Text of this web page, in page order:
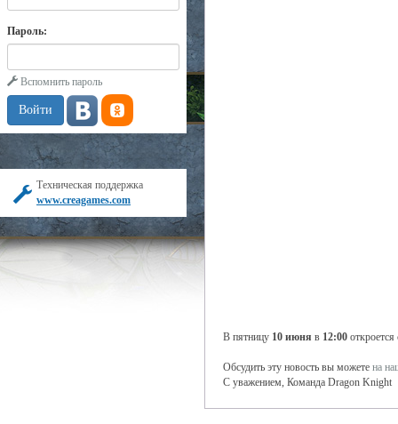
Пароль:
Вспомнить пароль
Техническая поддержка
www.creagames.com
В пятницу 10 июня в 12:00
Обсудить эту новость вы можете на
С уважением, Команда Dragon Knight